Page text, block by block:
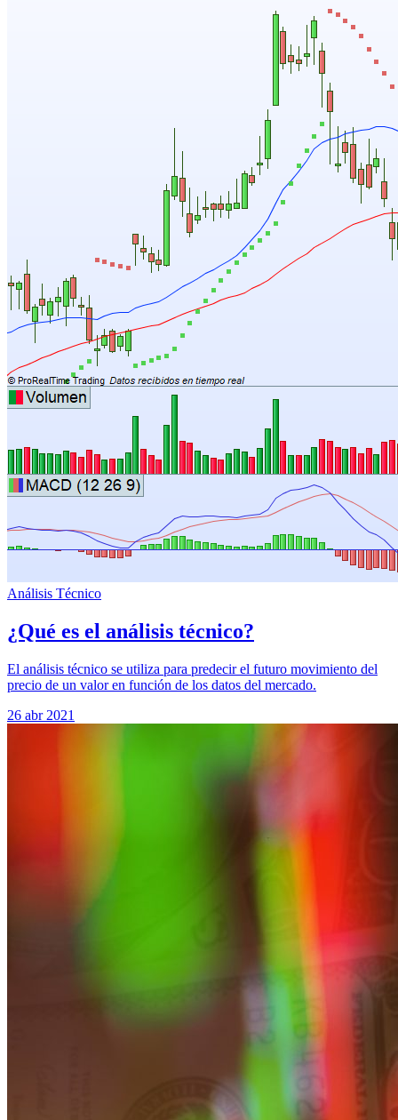
Análisis Técnico
¿Qué es el análisis técnico?
El análisis técnico se utiliza para predecir el futuro movimiento del
precio de un valor en función de los datos del mercado.
26 abr 2021